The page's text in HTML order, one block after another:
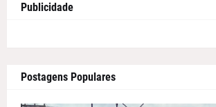
Publicidade
Postagens Populares